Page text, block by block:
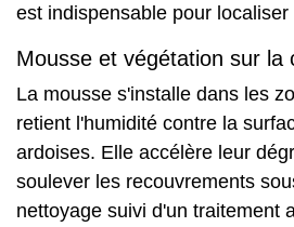
est indispensable pour
Mousse et végétation sur la
La mousse s'installe dans les
retient l'humidité contre la
ardoises. Elle accélère leur
soulever les recouvrements
nettoyage suivi d'un traitement